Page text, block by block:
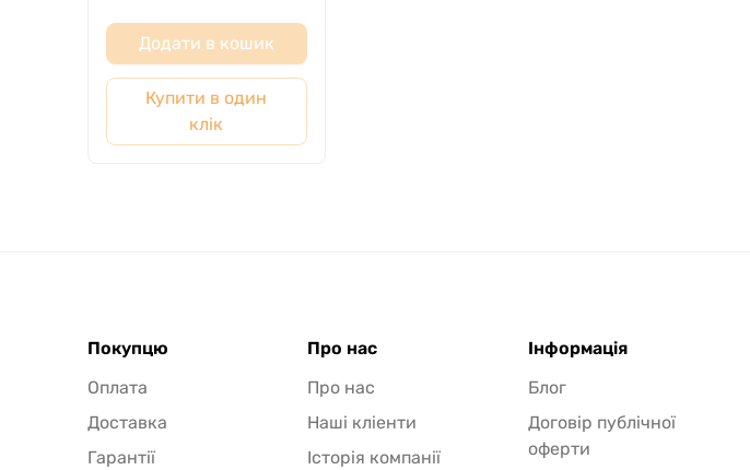
Додати в кошик
Купити в один
клік
Покупцю
Оплата
Доставка
Гарантії
Про нас
Про нас
Наші кліенти
Історія компанії
Інформація
Блог
Договір публічної
оферти